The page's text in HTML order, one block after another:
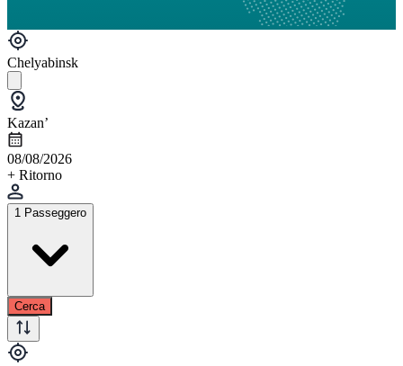
Chelyabinsk
Kazan’
08/08/2026
+ Ritorno
1 Passeggero
Cerca